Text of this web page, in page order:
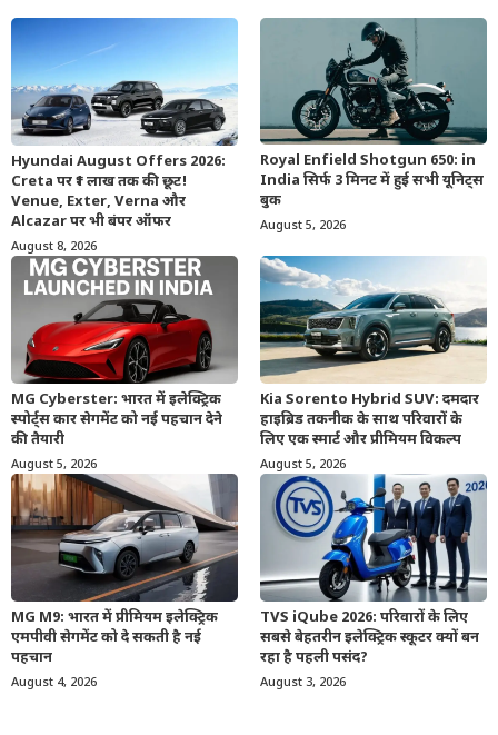
Hyundai August Offers 2026:
Creta पर ₹1 लाख तक की छूट!
Venue, Exter, Verna और
Alcazar पर भी बंपर ऑफर
August 8, 2026
Royal Enfield Shotgun 650: in
India सिर्फ 3 मिनट में हुई सभी यूनिट्स
बुक
August 5, 2026
MG Cyberster: भारत में इलेक्ट्रिक
स्पोर्ट्स कार सेगमेंट को नई पहचान देने
की तैयारी
August 5, 2026
Kia Sorento Hybrid SUV: दमदार
हाइब्रिड तकनीक के साथ परिवारों के
लिए एक स्मार्ट और प्रीमियम विकल्प
August 5, 2026
MG M9: भारत में प्रीमियम इलेक्ट्रिक
एमपीवी सेगमेंट को दे सकती है नई
पहचान
August 4, 2026
TVS iQube 2026: परिवारों के लिए
सबसे बेहतरीन इलेक्ट्रिक स्कूटर क्यों बन
रहा है पहली पसंद?
August 3, 2026